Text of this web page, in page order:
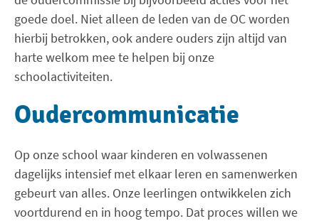
goede doel. Niet alleen de leden van de OC worden
hierbij betrokken, ook andere ouders zijn altijd van
harte welkom mee te helpen bij onze
schoolactiviteiten.
Oudercommunicatie
Op onze school waar kinderen en volwassenen
dagelijks intensief met elkaar leren en samenwerken
gebeurt van alles. Onze leerlingen ontwikkelen zich
voortdurend en in hoog tempo. Dat proces willen we